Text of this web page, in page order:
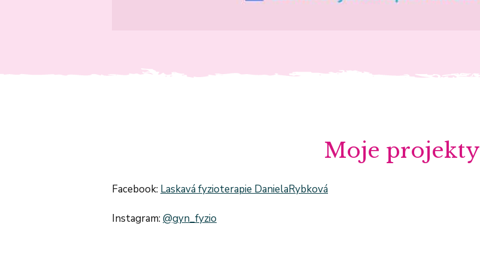
Moje projekty
Facebook: Laskavá fyzioterapie DanielaRybková
Instagram:@gyn_fyzio